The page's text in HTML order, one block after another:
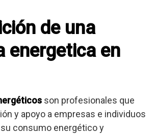
de una
energetica en
son profesionales que
y apoyo a empresas e individuos
consumo energético y